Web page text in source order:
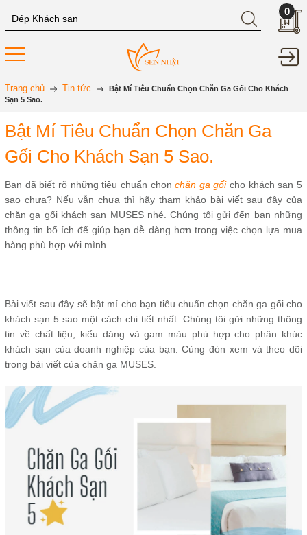
0
Trang chủ Tin tức
Bật Mí Tiêu Chuẩn Chọn Chăn Ga Gối Cho Khách
Sạn 5 Sao.
Bật Mí Tiêu Chuẩn Chọn Chăn Ga
Gối Cho Khách Sạn 5 Sao.
Bạn đã biết rõ những tiêu chuẩn chọnchăn ga gốicho khách sạn 5
sao chưa? Nếu vẫn chưa thì hãy tham khảo bài viết sau đây của
chăn ga gối khách sạn MUSES nhé. Chúng tôi gửi đến bạn những
thông tin bổ ích để giúp bạn dễ dàng hơn trong việc chọn lựa mua
hàng phù hợp với mình.
Bài viết sau đây sẽ bật mí cho bạn tiêu chuẩn chọn chăn ga gối cho
khách sạn 5 sao một cách chi tiết nhất. Chúng tôi gửi những thông
tin về chất liệu, kiểu dáng và gam màu phù hợp cho phân khúc
khách sạn của doanh nghiệp của bạn. Cùng đón xem và theo dõi
trong bài viết của chăn ga MUSES.